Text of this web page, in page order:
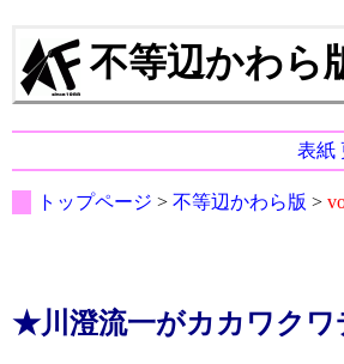
不等辺かわら
表紙
トップページ > 不等辺かわら版 >
★川澄流一がカカワクワ